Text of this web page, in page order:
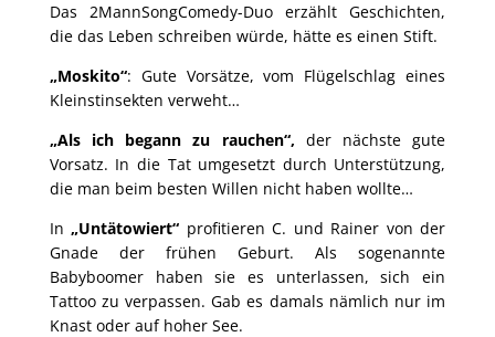
Das 2MannSongComedy-Duo erzählt Geschichten,
die das Leben schreiben würde, hätte es einen Stift.
„Moskito“: Gute Vorsätze, vom Flügelschlag eines
Kleinstinsekten verweht…
„Als ich begann zu rauchen“, der nächste gute
Vorsatz. In die Tat umgesetzt durch Unterstützung,
die man beim besten Willen nicht haben wollte…
In„Untätowiert“ profitieren C. und Rainer von der
Gnade der frühen Geburt. Als sogenannte
Babyboomer haben sie es unterlassen, sich ein
Tattoo zu verpassen. Gab es damals nämlich nur im
Knast oder auf hoher See.